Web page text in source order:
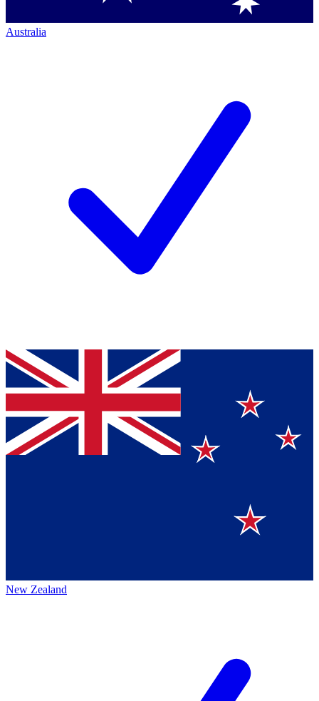
Australia
New Zealand